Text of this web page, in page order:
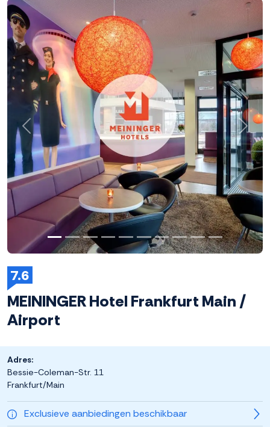
7.6
MEININGER Hotel Frankfurt Main /
Airport
Exclusieve aanbiedingen beschikbaar
Adres:
Bessie-Coleman-Str. 11
Frankfurt/Main